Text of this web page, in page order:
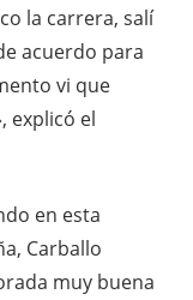
la carrera, salí
acuerdo para
vi que
explicó el
en esta
Carballo
muy buena